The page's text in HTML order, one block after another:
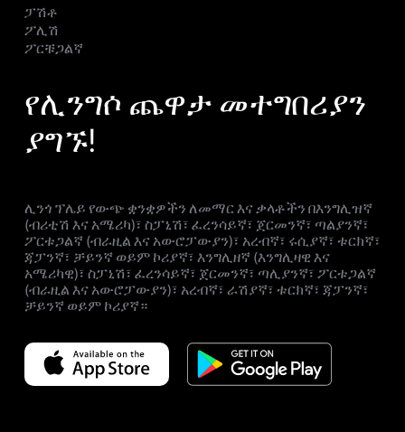
ፓሽቶ
ፖሊሽ
ፖርቹጋልኛ
የሊንግሶ ጨዋታ መተግበሪያን
ያግኙ!
ሊንጎ ፕሌይ የውጭ ቋንቋዎችን ለመማር እና ቃላቶችን በእንግሊዝኛ
(ብሪቲሽ እና አሜሪካ)፣ ስፓኒሽ፣ ፈረንሳይኛ፣ ጀርመንኛ፣ ጣልያንኛ፣
ፖርቱጋልኛ (ብራዚል እና አውሮፓውያን)፣ አረብኛ፣ ሩሲያኛ፣ ቱርክኛ፣
ጃፓንኛ፣ ቻይንኛ ወይም ኮሪያኛ፣ እንግሊዘኛ (እንግሊዛዊ እና
አሜሪካዊ)፣ ስፓኒሽ፣ ፈረንሳይኛ፣ ጀርመንኛ፣ ጣሊያንኛ፣ ፖርቱጋልኛ
(ብራዚል እና አውሮፓውያን)፣ አረብኛ፣ ራሽያኛ፣ ቱርክኛ፣ ጃፓንኛ፣
ቻይንኛ ወይም ኮሪያኛ።